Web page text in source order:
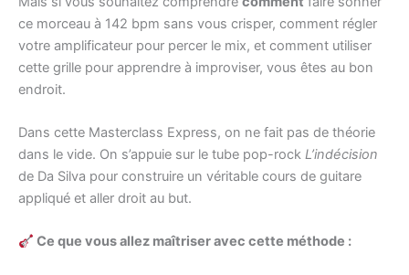
ce morceau à 142 bpm sans vous crisper, comment régler
votre amplificateur pour percer le mix, et comment utiliser
cette grille pour apprendre à improviser, vous êtes au bon
endroit.
Dans cette Masterclass Express, on ne fait pas de théorie
dans le vide. On s’appuie sur le tube pop-rock L’indécision
de Da Silva pour construire un véritable cours de guitare
appliqué et aller droit au but.
Ce que vous allez maîtriser avec cette méthode :